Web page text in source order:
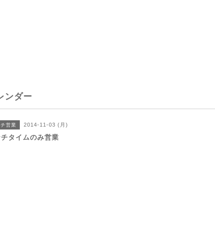
ンダー
営業 2014-11-03 (月)
タイムのみ営業